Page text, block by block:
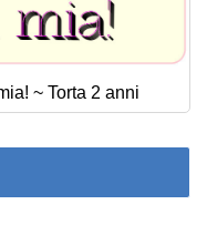
~ Torta 2 anni